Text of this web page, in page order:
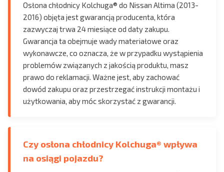
Osłona chłodnicy Kolchuga® do Nissan Altima (2013-
2016) objęta jest gwarancją producenta, która
zazwyczaj trwa 24 miesiące od daty zakupu.
Gwarancja ta obejmuje wady materiałowe oraz
wykonawcze, co oznacza, że w przypadku wystąpienia
problemów związanych z jakością produktu, masz
prawo do reklamacji. Ważne jest, aby zachować
dowód zakupu oraz przestrzegać instrukcji montażu i
użytkowania, aby móc skorzystać z gwarancji.
Czy osłona chłodnicy Kolchuga® wpływa
na osiągi pojazdu?